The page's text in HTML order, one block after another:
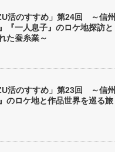
活のすすめ」第24回 ～信州
一人息子』のロケ地探訪と
た蚕糸業～
活のすすめ」第23回 ～信州
ロケ地と作品世界を巡る旅